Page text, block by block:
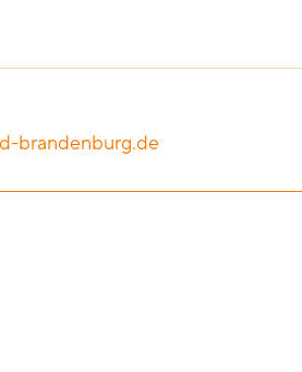
brandenburg.de